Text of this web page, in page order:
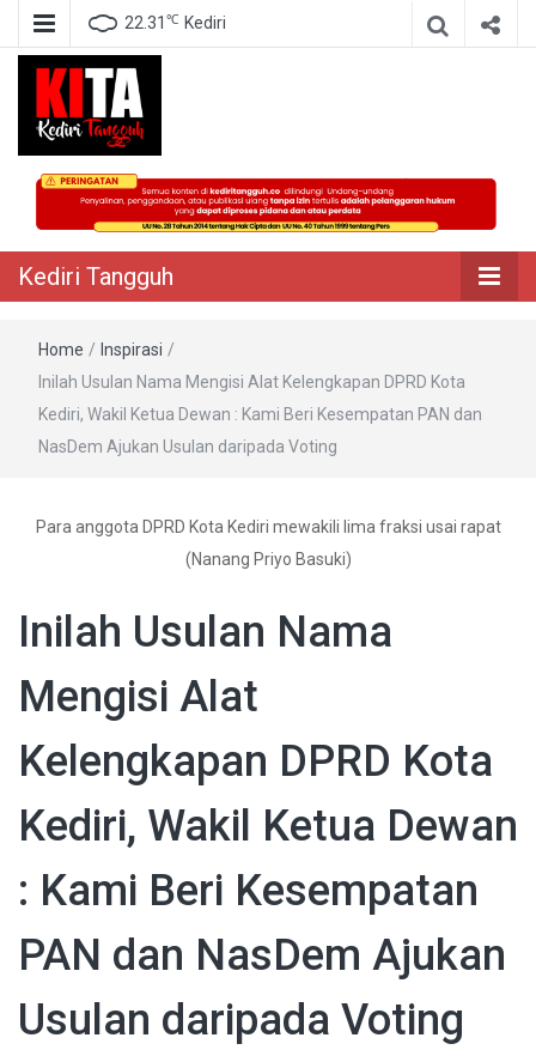
22.31 ℃ Kediri
Kediri Tangguh
Berita Akurat Terpercaya
Kediri Tangguh
Home / Inspirasi /
Inilah Usulan Nama Mengisi Alat Kelengkapan DPRD Kota
Kediri, Wakil Ketua Dewan : Kami Beri Kesempatan PAN dan
NasDem Ajukan Usulan daripada Voting
Para anggota DPRD Kota Kediri mewakili lima fraksi usai rapat
(Nanang Priyo Basuki)
Inilah Usulan Nama
Mengisi Alat
Kelengkapan DPRD Kota
Kediri, Wakil Ketua Dewan
: Kami Beri Kesempatan
PAN dan NasDem Ajukan
Usulan daripada Voting